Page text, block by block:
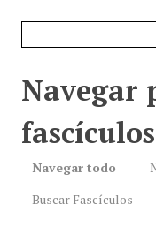
Navegar
Navegar todo
Buscar Fascículos